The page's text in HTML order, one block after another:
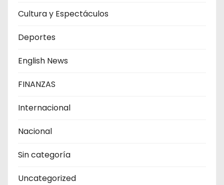
Cultura y Espectáculos
Deportes
English News
FINANZAS
Internacional
Nacional
Sin categoría
Uncategorized